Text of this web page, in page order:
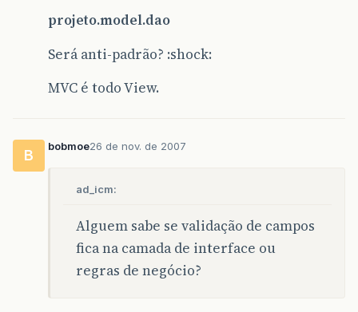
projeto.model.dao
Será anti-padrão? :shock:
MVC é todo View.
B
bobmoe26 de nov. de 2007
ad_icm:
Alguem sabe se validação de campos
fica na camada de interface ou
regras de negócio?